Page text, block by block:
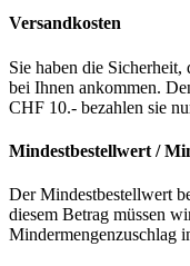
Versandkosten
Sie haben die
bei Ihnen ankommen.
CHF 10.- bezahlen sie
Mindestbestellwert /
Der Mindestbestellwert
diesem Betrag müssen
Mindermengenzuschlag